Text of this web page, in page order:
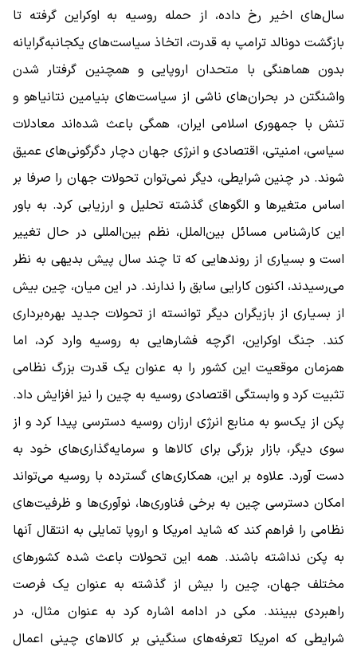
سال‌های اخیر رخ داده، از حمله روسیه به اوکراین گرفته تا
بازگشت دونالد ترامپ به قدرت، اتخاذ سیاست‌های یکجانبه‌گرایانه
بدون هماهنگی با متحدان اروپایی و همچنین گرفتار شدن
واشنگتن در بحران‌های ناشی از سیاست‌های بنیامین نتانیاهو و
تنش با جمهوری اسلامی ایران، همگی باعث شده‌اند معادلات
سیاسی، امنیتی، اقتصادی و انرژی جهان دچار دگرگونی‌های عمیق
شوند. در چنین شرایطی، دیگر نمی‌توان تحولات جهان را صرفا بر
اساس متغیرها و الگوهای گذشته تحلیل و ارزیابی کرد. به باور
این کارشناس مسائل بین‌الملل، نظم بین‌المللی در حال تغییر
است و بسیاری از روندهایی که تا چند سال پیش بدیهی به نظر
می‌رسیدند، اکنون کارایی سابق را ندارند. در این میان، چین بیش
از بسیاری از بازیگران دیگر توانسته از تحولات جدید بهره‌برداری
کند. جنگ اوکراین، اگرچه فشارهایی به روسیه وارد کرد، اما
همزمان موقعیت این کشور را به عنوان یک قدرت بزرگ نظامی
تثبیت کرد و وابستگی اقتصادی روسیه به چین را نیز افزایش داد.
پکن از یک‌سو به منابع انرژی ارزان روسیه دسترسی پیدا کرد و از
سوی دیگر، بازار بزرگی برای کالاها و سرمایه‌گذاری‌های خود به
دست آورد. علاوه بر این، همکاری‌های گسترده با روسیه می‌تواند
امکان دسترسی چین به برخی فناوری‌ها، نوآوری‌ها و ظرفیت‌های
نظامی را فراهم کند که شاید امریکا و اروپا تمایلی به انتقال آنها
به پکن نداشته باشند. همه این تحولات باعث شده کشورهای
مختلف جهان، چین را بیش از گذشته به عنوان یک فرصت
راهبردی ببینند. مکی در ادامه اشاره کرد به عنوان مثال، در
شرایطی که امریکا تعرفه‌های سنگینی بر کالاهای چینی اعمال